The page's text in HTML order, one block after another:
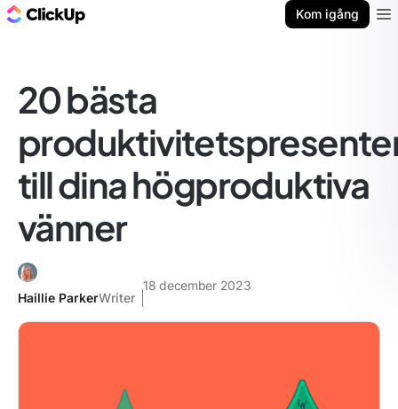
Kom igång
20 bästa
till dina högproduktiva
vänner
Haillie ParkerWriter
18 december 2023